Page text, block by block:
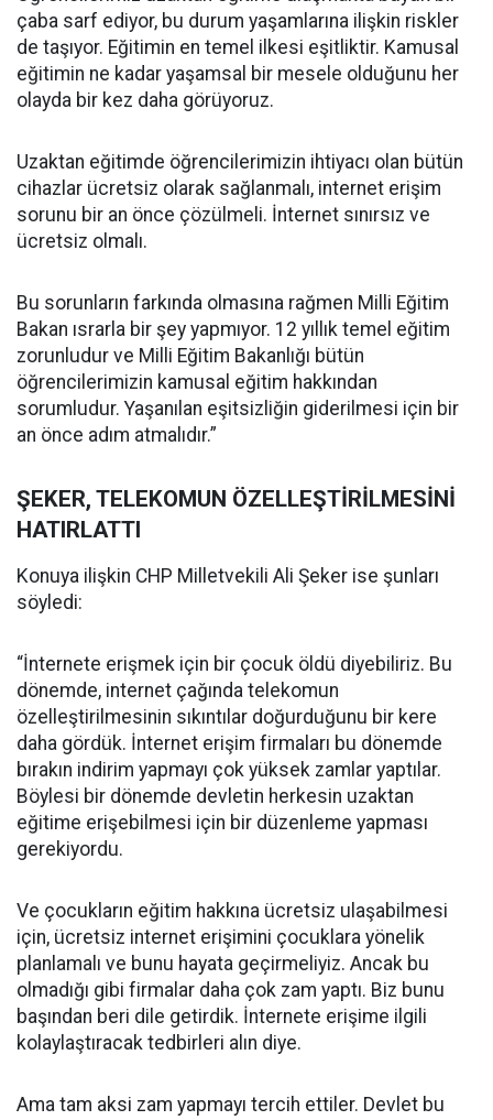
çaba sarf ediyor, bu durum yaşamlarına ilişkin riskler
de taşıyor. Eğitimin en temel ilkesi eşitliktir. Kamusal
eğitimin ne kadar yaşamsal bir mesele olduğunu her
olayda bir kez daha görüyoruz.
Uzaktan eğitimde öğrencilerimizin ihtiyacı olan bütün
cihazlar ücretsiz olarak sağlanmalı, internet erişim
sorunu bir an önce çözülmeli. İnternet sınırsız ve
ücretsiz olmalı.
Bu sorunların farkında olmasına rağmen Milli Eğitim
Bakan ısrarla bir şey yapmıyor. 12 yıllık temel eğitim
zorunludur ve Milli Eğitim Bakanlığı bütün
öğrencilerimizin kamusal eğitim hakkından
sorumludur. Yaşanılan eşitsizliğin giderilmesi için bir
an önce adım atmalıdır.”
ŞEKER, TELEKOMUN ÖZELLEŞTİRİLMESİNİ
HATIRLATTI
Konuya ilişkin CHP Milletvekili Ali Şeker ise şunları
söyledi:
“İnternete erişmek için bir çocuk öldü diyebiliriz. Bu
dönemde, internet çağında telekomun
özelleştirilmesinin sıkıntılar doğurduğunu bir kere
daha gördük. İnternet erişim firmaları bu dönemde
bırakın indirim yapmayı çok yüksek zamlar yaptılar.
Böylesi bir dönemde devletin herkesin uzaktan
eğitime erişebilmesi için bir düzenleme yapması
gerekiyordu.
Ve çocukların eğitim hakkına ücretsiz ulaşabilmesi
için, ücretsiz internet erişimini çocuklara yönelik
planlamalı ve bunu hayata geçirmeliyiz. Ancak bu
olmadığı gibi firmalar daha çok zam yaptı. Biz bunu
başından beri dile getirdik. İnternete erişime ilgili
kolaylaştıracak tedbirleri alın diye.
Ama tam aksi zam yapmayı tercih ettiler. Devlet bu